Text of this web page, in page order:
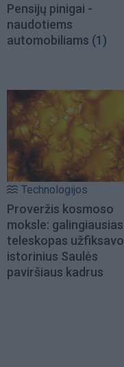
Pensijų pinigai -
naudotiems
automobiliams (1)
Technologijos
Proveržis kosmoso
moksle: galingiausias
teleskopas užfiksavo
istorinius Saulės
paviršiaus kadrus